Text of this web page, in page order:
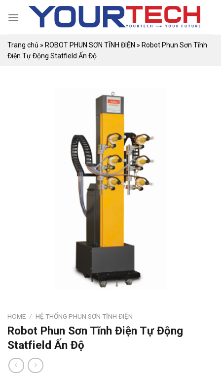
Trang chủ » ROBOT PHUN SƠN TĨNH ĐIỆN » Robot Phun Sơn Tĩnh
Điện Tự Động Statfield Ấn Độ
HOME / HỆ THỐNG PHUN SƠN TĨNH ĐIỆN
Robot Phun Sơn Tĩnh Điện Tự Động
Statfield Ấn Độ